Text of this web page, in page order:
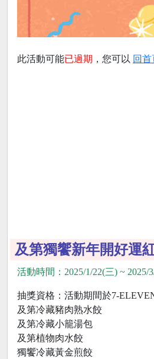
此活動可能已過期 ，您可以 回首
及第獨饗新年開好運
活動時間：2025/1/22(三) ~ 2025/
抽獎資格：活動期間於7-
及第冷藏豬肉熟水餃
及第冷藏小籠湯包
及第植物肉水餃
獨饗冷藏黃金煎餃